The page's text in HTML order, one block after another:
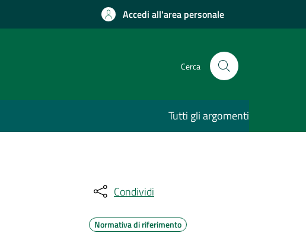
Accedi all'area personale
Cerca
Tutti gli argomenti
Condividi
Normativa di riferimento